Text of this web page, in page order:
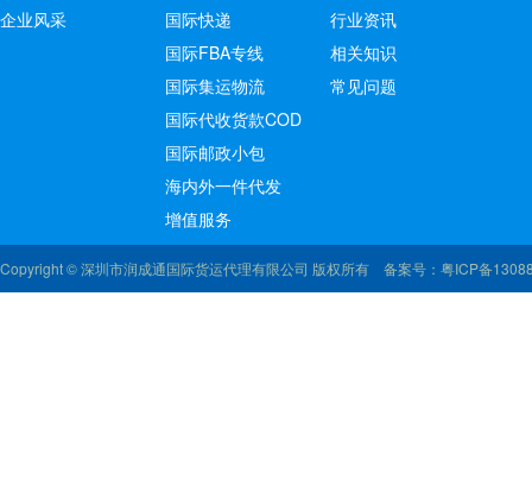
企业风采
国际快递
国际FBA专线
国际集运物流
国际代收货款COD
国际邮政小包
海内外一件代发
增值服务
行业资讯
相关知识
常见问题
Copyright © 深圳市润成通国际货运代理有限公司 版权所有 备案号： 粤ICP备